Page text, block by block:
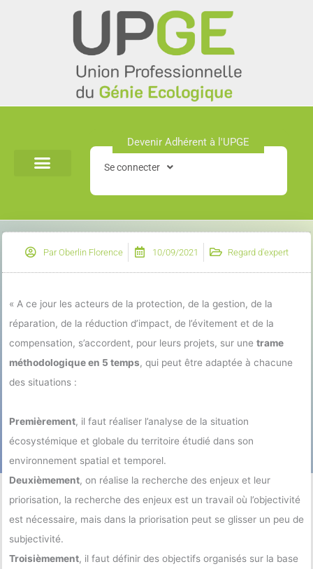
Devenir Adhérent à l'UPGE​
Se connecter
ParOberlin Florence 10/09/2021 Regard d'expert
« A ce jour les acteurs de la protection, de la gestion, de la
réparation, de la réduction d’impact, de l’évitement et de la
compensation, s’accordent, pour leurs projets, sur une trame
méthodologique en 5 temps, qui peut être adaptée à chacune
des situations :
Premièrement, il faut réaliser l’analyse de la situation
écosystémique et globale du territoire étudié dans son
environnement spatial et temporel.
Deuxièmement, on réalise la recherche des enjeux et leur
priorisation, la recherche des enjeux est un travail où l’objectivité
est nécessaire, mais dans la priorisation peut se glisser un peu de
subjectivité.
Troisièmement, il faut définir des objectifs organisés sur la base